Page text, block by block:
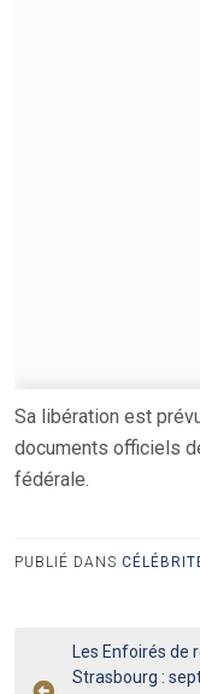
Sa libération est
documents officiels
fédérale.
PUBLIÉ DANS
Navigation
Les Enfoirés de
Strasbourg :